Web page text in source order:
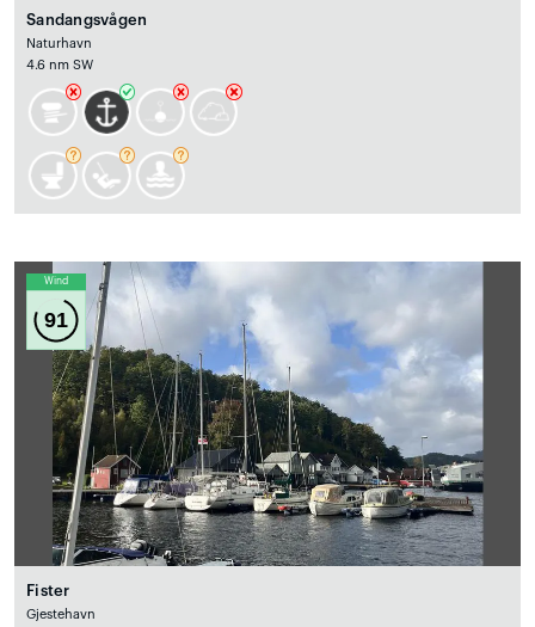
Sandangsvågen
Naturhavn
4.6 nm SW
Wind
91
Fister
Gjestehavn